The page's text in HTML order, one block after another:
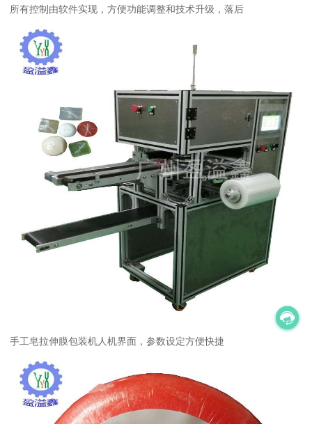
所有控制由软件实现，方便功能调整和技术升级，落后
手工皂拉伸膜包装机人机界面，参数设定方便快捷